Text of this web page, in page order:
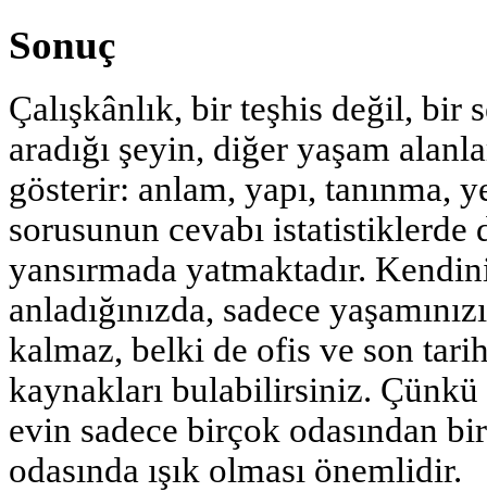
Sonuç
Çalışkânlık, bir teşhis değil, bir
aradığı şeyin, diğer yaşam
gösterir: anlam, yapı, tanınma,
sorusunun cevabı
yansırmada yatmaktadır.
anladığınızda, sadece
kalmaz, belki de ofis ve son
kaynakları bulabilirsiniz. Çünkü
evin sadece birçok odasından
odasında ışık olması önemlidir.